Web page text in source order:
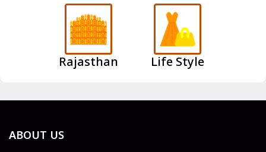
Rajasthan Life Style
ABOUT US